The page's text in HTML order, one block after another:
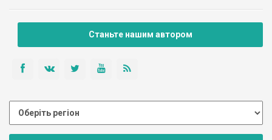
Станьте нашим автором